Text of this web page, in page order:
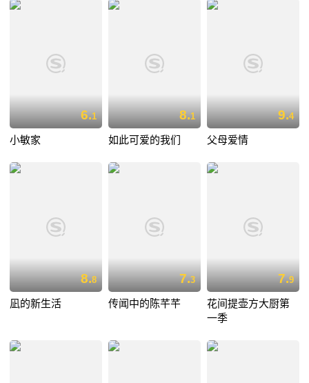
6.1
小敏家
8.1
如此可爱的我们
9.4
父母爱情
8.8
凪的新生活
7.3
传闻中的陈芊芊
7.9
花间提壶方大厨第
一季